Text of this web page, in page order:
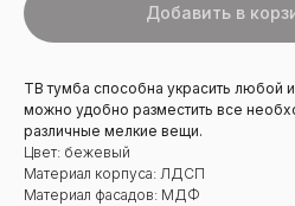
Добавить в
ТВ тумба способна украсить любой
можно удобно разместить все
различные мелкие вещи.
Цвет: бежевый
Материал корпуса: ЛДСП
Материал фасадов: МДФ